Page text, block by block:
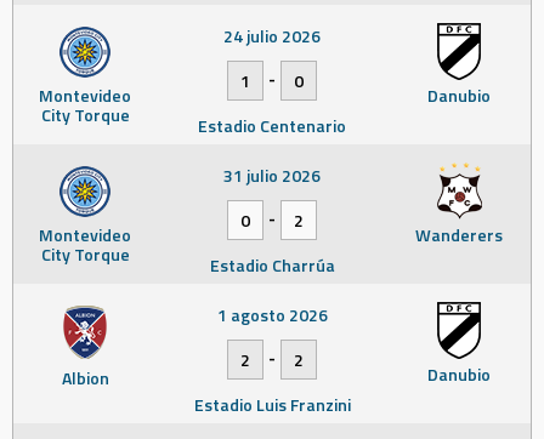
Montevideo
City Torque
Danubio
24 julio 2026
1
-
0
Estadio Centenario
Montevideo
City Torque
Wanderers
31 julio 2026
0
-
2
Estadio Charrúa
Albion Danubio
1 agosto 2026
2
-
2
Estadio Luis Franzini